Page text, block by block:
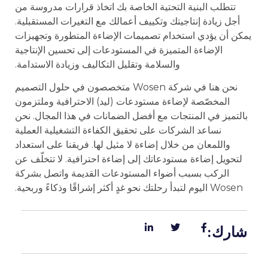
تتطلب البنية التحتية الخاصة بك اتخاذ قرارات مدروسة من
أجل زيادة إنتاجيتك وتكييف أعمالك مع التغيرات المستقبلية.
يمكن أن يؤدي استخدام تصميمات الإضاءة المتطورة وتجهيزات
الإضاءة المتميزة في المستودعات إلى تحسين الإنتاجية
والسلامة وتقليل التكاليف وزيادة الاستدامة.
نحن هنا في شركة Wosen متخصصون في حلول التصميم
المخصّصة لإضاءة مستودعات (ليد) الاحترافية وملتزمون
بالتميز في المنتجات مع أفضل الضمانات في هذا المجال. نحن
نساعد الشركات على تحقيق الكفاءة التشغيلية العملية
واللمعان من خلال إضاءة لا مثيل لها. فريقنا على استعداد
لتحويل إضاءة مستودعاتك إلى إضاءة احترافية. لا تتخلّف عن
الركب بسبب أضواء المستودعات القديمة واتصل بشركة
Wosen اليوم لتبدأ رحلتك نحو غدٍ أكثر إشراقًا وذكاءً وربحية.
شارك: